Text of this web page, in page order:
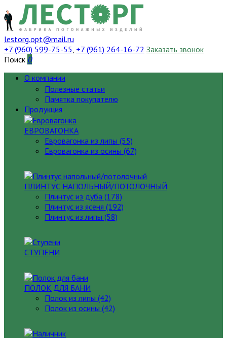
lestorg.opt@mail.ru
+7 (960) 599-75-55, +7 (961) 264-16-72 Заказать звонок
Поиск 0
О компании
Полезные статьи
Памятка покупателю
Продукция
ЕВРОВАГОНКА
Евровагонка из липы (55)
Евровагонка из осины (67)
ПЛИНТУС НАПОЛЬНЫЙ/ПОТОЛОЧНЫЙ
Плинтус из дуба (178)
Плинтус из ясеня (192)
Плинтус из липы (58)
СТУПЕНИ
ПОЛОК ДЛЯ БАНИ
Полок из липы (42)
Полок из осины (42)